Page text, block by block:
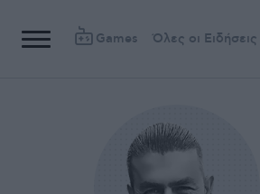
Games Όλες οι Ειδήσεις